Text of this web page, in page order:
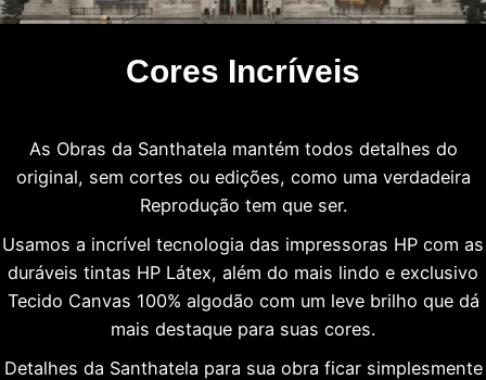
Cores Incríveis
As Obras da Santhatela mantém todos detalhes do
original, sem cortes ou edições, como uma verdadeira
Reprodução tem que ser.
Usamos a incrível tecnologia das impressoras HP com as
duráveis tintas HP Látex, além do mais lindo e exclusivo
Tecido Canvas 100% algodão com um leve brilho que dá
mais destaque para suas cores.
Detalhes da Santhatela para sua obra ficar simplesmente